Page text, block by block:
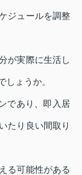
ジュールを調整
が実際に生活し
ょうか。
であり、即入居
たり良い間取り
る可能性がある